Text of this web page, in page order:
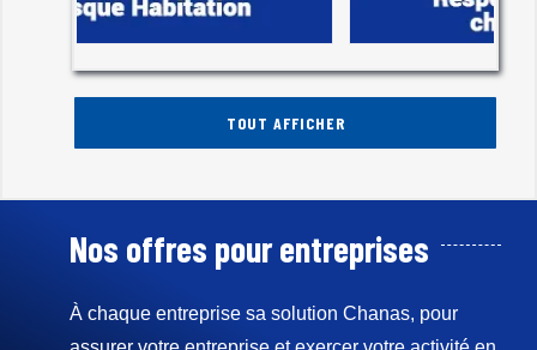
TOUT AFFICHER
Nos offres pour entreprises
À chaque entreprise sa solution Chanas, pour